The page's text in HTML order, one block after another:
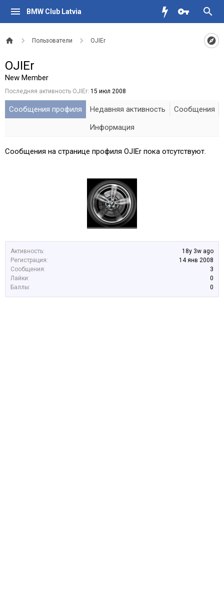
BMW Club Latvia
Пользователи OJIEr
Активность:
18y 3w ago
Регистрация:
14 янв 2008
Сообщения:
3
Лайки:
0
Баллы:
0
OJIEr
New Member
Последняя активность OJIEr: 15 июл 2008
Сообщения профиля Недавняя активность
Сообщения
Информация
Сообщения на странице профиля OJIEr пока отсутствуют.